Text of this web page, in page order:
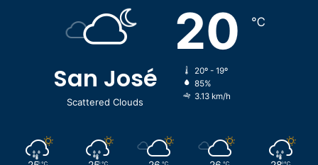
San José
Scattered Clouds
20 ℃
20º - 19º
85%
3.13 km/h